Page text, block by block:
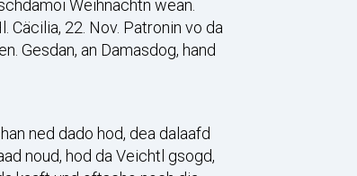
Weihnachtn wean.
Cäcilia, 22. Nov. Patronin vo da
Gesdan, an Damasdog, hand
ned dado hod, dea dalaafd
noud, hod da Veichtl gsogd,